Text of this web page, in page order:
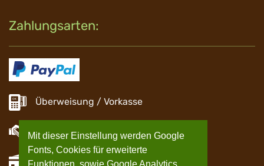
Mit dieser Einstellung werden Google
Fonts, Cookies für erweiterte
Zahlungsarten:
Überweisung / Vorkasse
EC Zahlung